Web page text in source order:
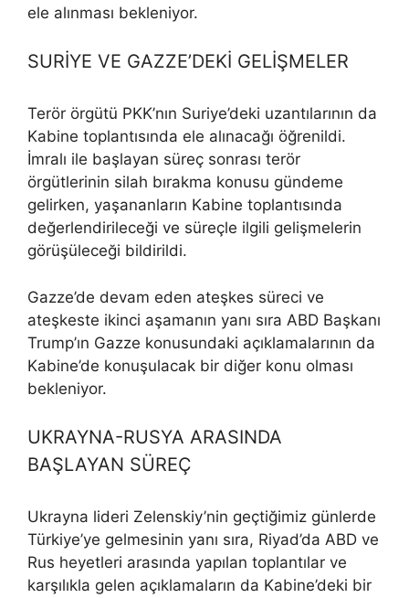
ele alınması bekleniyor.
SURİYE VE GAZZE’DEKİ GELİŞMELER
Terör örgütü PKK’nın Suriye’deki uzantılarının da
Kabine toplantısında ele alınacağı öğrenildi.
İmralı ile başlayan süreç sonrası terör
örgütlerinin silah bırakma konusu gündeme
gelirken, yaşananların Kabine toplantısında
değerlendirileceği ve süreçle ilgili gelişmelerin
görüşüleceği bildirildi.
Gazze’de devam eden ateşkes süreci ve
ateşkeste ikinci aşamanın yanı sıra ABD Başkanı
Trump’ın Gazze konusundaki açıklamalarının da
Kabine’de konuşulacak bir diğer konu olması
bekleniyor.
UKRAYNA-RUSYA ARASINDA
BAŞLAYAN SÜREÇ
Ukrayna lideri Zelenskiy’nin geçtiğimiz günlerde
Türkiye’ye gelmesinin yanı sıra, Riyad’da ABD ve
Rus heyetleri arasında yapılan toplantılar ve
karşılıkla gelen açıklamaların da Kabine’deki bir